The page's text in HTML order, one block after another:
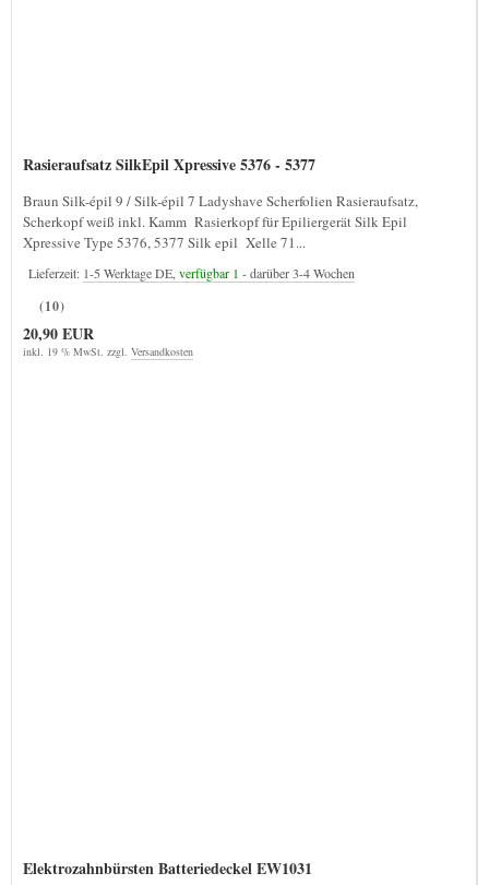
Rasieraufsatz SilkEpil Xpressive 5376 - 5377
Braun Silk-épil 9 / Silk-épil 7 Ladyshave Scherfolien Rasieraufsatz,
Scherkopf weiß inkl. Kamm Rasierkopf für Epiliergerät Silk Epil
Xpressive Type 5376, 5377 Silk epil Xelle 71...
Lieferzeit: 1-5 Werktage DE, verfügbar 1 - darüber 3-4 Wochen
(10)
20,90 EUR
inkl. 19 % MwSt. zzgl. Versandkosten
Elektrozahnbürsten Batteriedeckel EW1031